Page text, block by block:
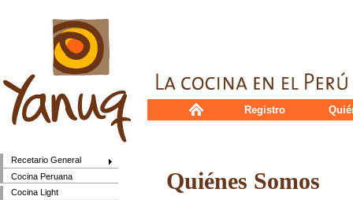
Recetario General
Cocina Peruana
Cocina Light
Registro
Quiénes Somos